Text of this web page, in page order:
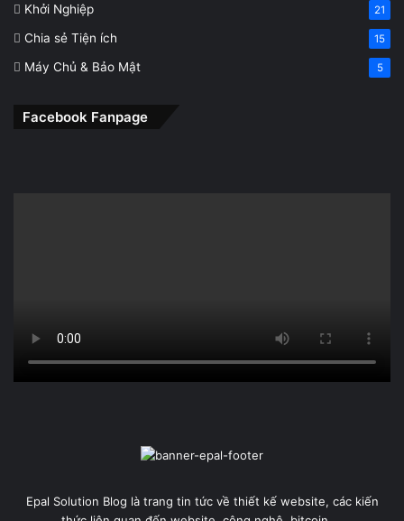
Khởi Nghiệp 21
Chia sẻ Tiện ích 15
Máy Chủ & Bảo Mật 5
Facebook Fanpage
Epal Solution Blog là trang tin tức về thiết kế website, các kiến